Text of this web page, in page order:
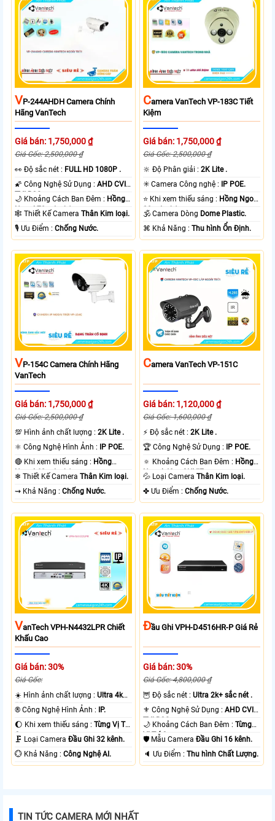
VP-244AHDH Camera Chính
Hãng VanTech
Giá bán: 1,750,000 ₫
Giá Gốc: 2,500,000 ₫
️👀 Độ sắc nét : FULL HD 1080P .
🌠 Công Nghệ Sử Dụng :AHD CVI
TVI BCS.
🌙 Khoảng Cách Ban Đêm : Hồng
Ngoại 70m Led Array.
🕸️ Thiết Kế CameraThân Kim loại.
️🎙 Ưu Điểm :Chống Nước.
CAmera VanTech VP-183C Tiết
Kiệm
Giá bán: 1,750,000 ₫
Giá Gốc: 2,500,000 ₫
🔆 Độ Phân giải :2K Lite .
✳️ Camera Công nghệ :
IP POE.
⭐ Khi xem thiếu sáng : Hồng Ngoại
30m Led Array.
🕉️ Camera Dòng Dome Plastic.
️⌘ Khả Năng :Thu hình Ổn Định.
VP-154C Camera Chính Hãng
VanTech
Giá bán: 1,750,000 ₫
Giá Gốc: 2,500,000 ₫
💯 Hình ảnh chất lượng :2K Lite .
⚛️ Công Nghệ Hình Ảnh :
IP POE.
🔴 Khi xem thiếu sáng : Hồng
Ngoại 60m Led Array.
❄ Thiết Kế CameraThân Kim loại.
️⇝ Khả Năng :Chống Nước.
CAmera VanTech VP-151C
Giá bán: 1,120,000 ₫
Giá Gốc: 1,600,000 ₫
️⚡ Độ sắc nét :2K Lite .
🏆 Công Nghệ Sử Dụng :
IP POE.
🔅 Khoảng Cách Ban Đêm : Hồng
Ngoại 40m ONVIF.
💦 Loại CameraThân Kim loại.
️✤ Ưu Điểm :Chống Nước.
VAnTech VPH-N4432LPR Chiết
Khấu Cao
Giá bán: 30%
Giá Gốc:
☀️ Hình ảnh chất lượng :Ultra 4k
👍🏾 .
®️ Công Nghệ Hình Ảnh :
IP.
🌔 Khi xem thiếu sáng :Từng Vị Trí
Camera .
🗜️ Loại CameraĐầu Ghi 32 kênh.
️💮 Khả Năng :Công Nghệ AI.
ĐẦu Ghi VPH-D4516HR-P Giá Rẻ
Giá bán: 30%
Giá Gốc: 4,800,000 ₫
🦉 Độ sắc nét :Ultra 2k+ sắc nét .
⚜️ Công Nghệ Sử Dụng :AHD CVI
TVI BCS.
🌙 Khoảng Cách Ban Đêm :Từng
Vị Trí Camera .
🛡 Mẫu CameraĐầu Ghi 16 kênh.
️🔈 Ưu Điểm :Thu hình Chất Lượng.
TIN TỨC CAMERA MỚI NHẤT